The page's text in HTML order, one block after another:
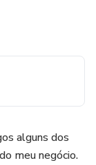
alguns dos
meu negócio.